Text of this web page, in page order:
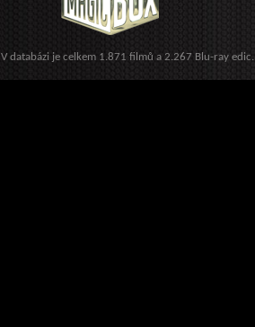
V databázi je celkem 1.871 filmů a 2.267 Blu-ray edic.